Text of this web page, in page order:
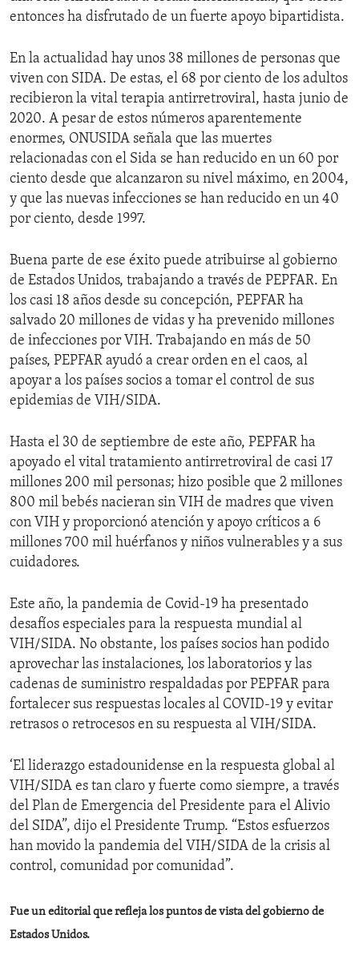
entonces ha disfrutado de un fuerte apoyo bipartidista.
En la actualidad hay unos 38 millones de personas que
viven con SIDA. De estas, el 68 por ciento de los adultos
recibieron la vital terapia antirretroviral, hasta junio de
2020. A pesar de estos números aparentemente
enormes, ONUSIDA señala que las muertes
relacionadas con el Sida se han reducido en un 60 por
ciento desde que alcanzaron su nivel máximo, en 2004,
y que las nuevas infecciones se han reducido en un 40
por ciento, desde 1997.
Buena parte de ese éxito puede atribuirse al gobierno
de Estados Unidos, trabajando a través de PEPFAR. En
los casi 18 años desde su concepción, PEPFAR ha
salvado 20 millones de vidas y ha prevenido millones
de infecciones por VIH. Trabajando en más de 50
países, PEPFAR ayudó a crear orden en el caos, al
apoyar a los países socios a tomar el control de sus
epidemias de VIH/SIDA.
Hasta el 30 de septiembre de este año, PEPFAR ha
apoyado el vital tratamiento antirretroviral de casi 17
millones 200 mil personas; hizo posible que 2 millones
800 mil bebés nacieran sin VIH de madres que viven
con VIH y proporcionó atención y apoyo críticos a 6
millones 700 mil huérfanos y niños vulnerables y a sus
cuidadores.
Este año, la pandemia de Covid-19 ha presentado
desafíos especiales para la respuesta mundial al
VIH/SIDA. No obstante, los países socios han podido
aprovechar las instalaciones, los laboratorios y las
cadenas de suministro respaldadas por PEPFAR para
fortalecer sus respuestas locales al COVID-19 y evitar
retrasos o retrocesos en su respuesta al VIH/SIDA.
‘El liderazgo estadounidense en la respuesta global al
VIH/SIDA es tan claro y fuerte como siempre, a través
del Plan de Emergencia del Presidente para el Alivio
del SIDA”, dijo el Presidente Trump. “Estos esfuerzos
han movido la pandemia del VIH/SIDA de la crisis al
control, comunidad por comunidad”.
Fue un editorial que refleja los puntos de vista del gobierno de
Estados Unidos.